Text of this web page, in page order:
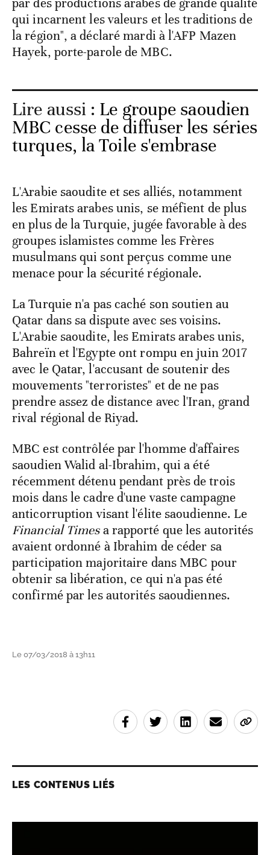
qui incarnent les valeurs et les traditions de
la région", a déclaré mardi à l'AFP Mazen
Hayek, porte-parole de MBC.
Lire aussi : Le groupe saoudien
MBC cesse de diffuser les séries
turques, la Toile s'embrase
L'Arabie saoudite et ses alliés, notamment
les Emirats arabes unis, se méfient de plus
en plus de la Turquie, jugée favorable à des
groupes islamistes comme les Frères
musulmans qui sont perçus comme une
menace pour la sécurité régionale.
La Turquie n'a pas caché son soutien au
Qatar dans sa dispute avec ses voisins.
L'Arabie saoudite, les Emirats arabes unis,
Bahreïn et l'Egypte ont rompu en juin 2017
avec le Qatar, l'accusant de soutenir des
mouvements "terroristes" et de ne pas
prendre assez de distance avec l'Iran, grand
rival régional de Riyad.
MBC est contrôlée par l'homme d'affaires
saoudien Walid al-Ibrahim, qui a été
récemment détenu pendant près de trois
mois dans le cadre d'une vaste campagne
anticorruption visant l'élite saoudienne. Le
Financial Timesa rapporté que les autorités
avaient ordonné à Ibrahim de céder sa
participation majoritaire dans MBC pour
obtenir sa libération, ce qui n'a pas été
confirmé par les autorités saoudiennes.
Le 07/03/2018 à 13h11
LES CONTENUS LIÉS